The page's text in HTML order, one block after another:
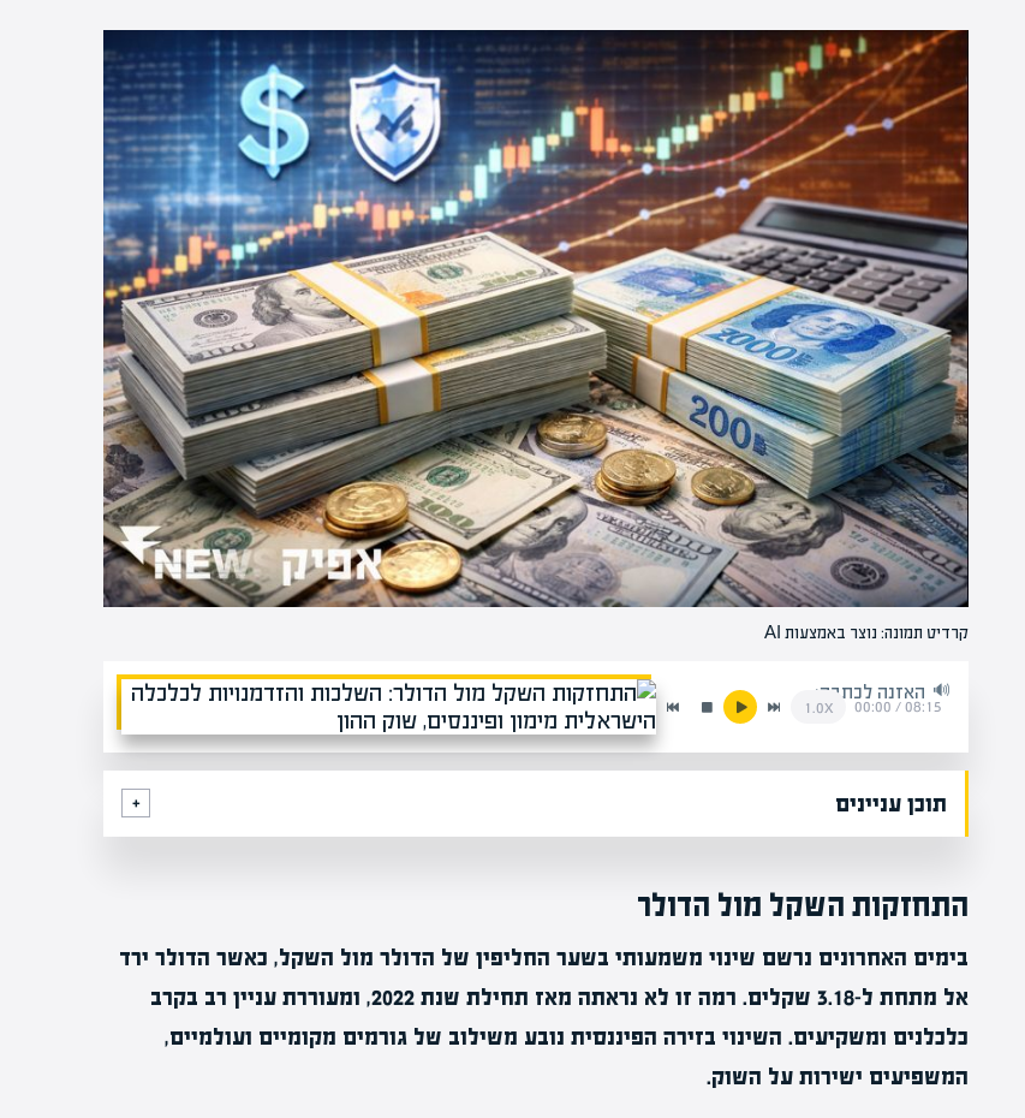
קרדיט תמונה: נוצר באמצעות AI
האזנה לכתבה:
08:15
/
00:00
1.0x
תוכן עניינים
התחזקות השקל מול הדולר
בימים האחרונים נרשם שינוי משמעותי בשער החליפין של הדולר מול השקל, כאשר הדולר ירד
אל מתחת ל-3.18 שקלים. רמה זו לא נראתה מאז תחילת שנת 2022, ומעוררת עניין רב בקרב
כלכלנים ומשקיעים. השינוי בזירה הפיננסית נובע משילוב של גורמים מקומיים ועולמיים,
המשפיעים ישירות על השוק.